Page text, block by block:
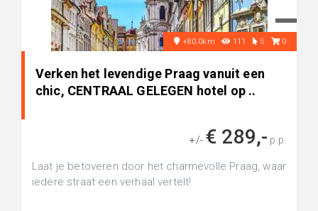
+80.0km 111 5 0
Verken het levendige Praag vanuit een
chic, CENTRAAL GELEGEN hotel op ..
+/- € 289,- p.p.
Laat je betoveren door het charmevolle Praag, waar
iedere straat een verhaal vertelt!